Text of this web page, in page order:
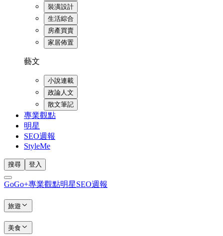
裝潢設計
生活綜合
房產買賣
家居佈置
藝文
小說連載
政論人文
散文筆記
專業觀點
明星
SEO週報
StyleMe
搜尋 登入
GoGo+專業觀點明星SEO週報
旅遊
美食